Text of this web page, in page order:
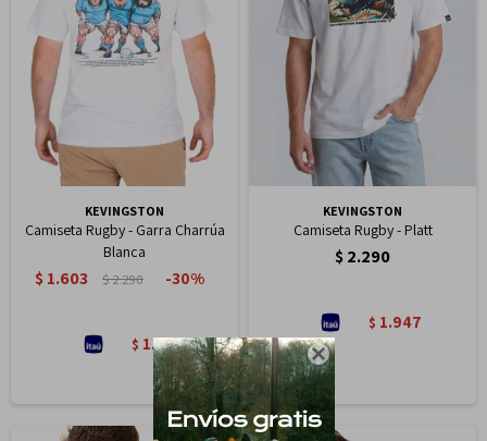

KEVINGSTON
Camiseta Rugby - Garra Charrúa
Blanca
$ 1.603 $2.290 30
$ 1.363
KEVINGSTON
Camiseta Rugby - Platt
$2.290
$ 1.947